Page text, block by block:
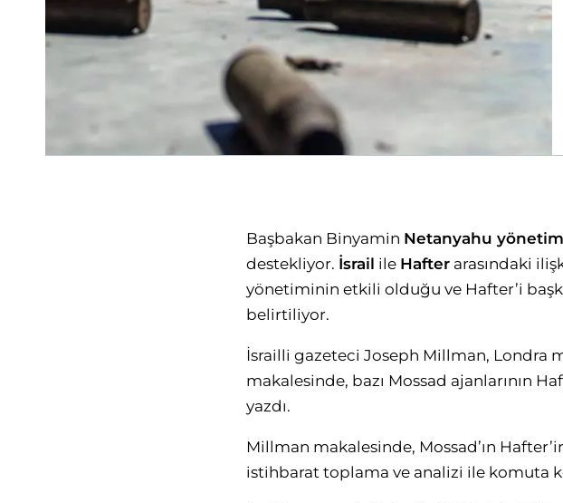
Başbakan Binyamin Netanyahu
destekliyor. İsrail ile Hafter arasındaki
yönetiminin etkili olduğu ve Hafter’i
belirtiliyor.
İsrailli gazeteci Joseph Millman, Londra
makalesinde, bazı Mossad ajanlarının
yazdı.
Millman makalesinde, Mossad’ın
istihbarat toplama ve analizi ile komuta